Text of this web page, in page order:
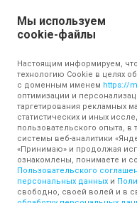
Правила сайтаРабота с
Защита персональных
Мы используем
cookie-файлы
Настоящим информируем,
технологию Cookie в целях
с доменным именем https://
оптимизации и
таргетирования рекламных
статистических и иных
пользовательского опыта,
системы веб-аналитики
«Принимаю» и продолжая
ознакомлены, понимаете и
Пользовательского
персональных данных и
свободно, своей волей и в